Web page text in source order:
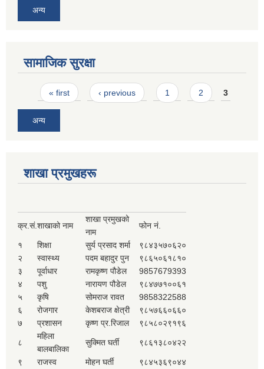
अन्य
सामाजिक सुरक्षा
Pages
« first ‹ previous 1 2 3
अन्य
शाखा प्रमुखहरू
क्र.सं.शाखाको नाम
शाखा प्रमुखको
नाम
फोन नं.
१ शिक्षा सुर्य प्रसाद शर्मा
९८४३५७०६२०
२
स्वास्थ्य पदम बहादुर पुन
९८६५०६१८१०
३
पूर्वाधार रामकृष्ण पौडेल
9857679393
४
पशु नारायण पौडेल
९८४७७१००६१
५
कृषि सोमराज रावत
9858322588
६
रोजगार केशबराज क्षेत्री
९८५७६६०६६०
७
प्रशासन कृष्ण प्र.रिजाल ९८५८०२९१९६
८
महिला
बालबालिका
सुक्मित घर्ती ९८६१३८०४२२
९ राजस्व मोहन घर्ती
९८४५३६९०४४